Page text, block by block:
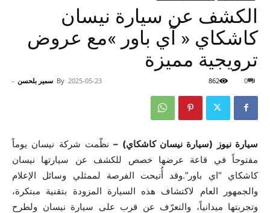
الكشف عن سيارة نيسان
كاشكاي « آي باور »مع عروض
ترويجية مميزة
By سمير بلحسن - 2025-05-23 0
862
سيارة نيوز (سيارة نيسان كاشكاي) –نظّمت شركة نيسان يوماً
مفتوحاً في قاعة عرضها خصص للكشف عن سيارتها نيسان
كاشكاي “اي باور”.وقد أُتيحت الفرصة لممثلي وسائل الإعلام
والجمهور العام لاكتشاف هذه السيارة المزودة بتقنية مبتكرة،
وتجربتها ميدانياً، والتعرّف عن قرب على سيارة نيسان ولطرح